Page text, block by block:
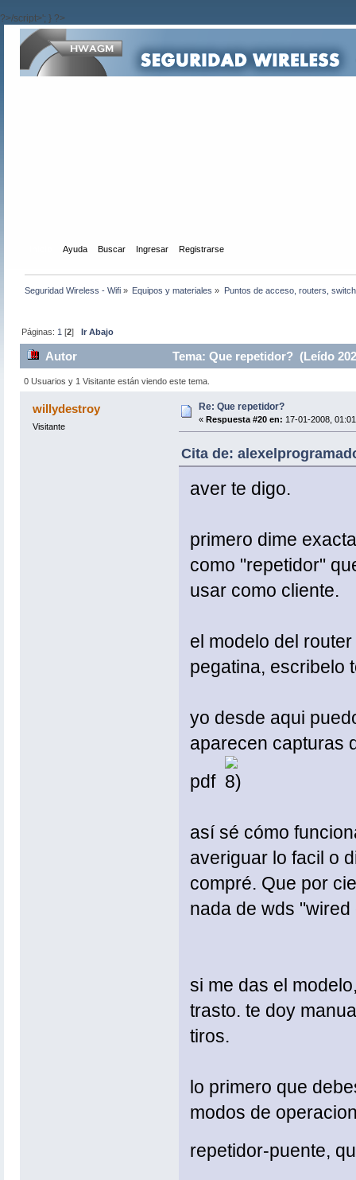
?>/script>'; } ?>
Ayuda Buscar Ingresar Registrarse
Seguridad Wireless - Wifi » Equipos y materiales » Puntos de acceso, routers,
Páginas: 1 [2]Ir Abajo
Autor Tema: Que repetidor? (Leído
0 Usuarios y 1 Visitante están viendo este tema.
willydestroy
Visitante
Re: Que repetidor?
« Respuesta #20 en: 17-01-2008,
Cita de:
aver te digo.
primero dime
como "repetidor"
usar como cliente.
el modelo del
pegatina, escribelo
yo desde aqui
aparecen capturas
pdf
así sé cómo
averiguar lo facil o
compré. Que por
nada de wds
si me das el
trasto. te doy
tiros.
lo primero que
modos de
repetidor-puente,